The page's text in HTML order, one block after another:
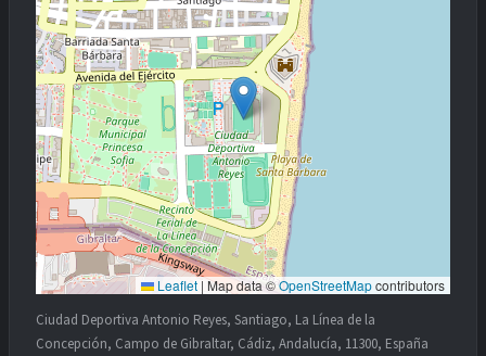
Leaflet |Map data ©OpenStreetMapcontributors
Ciudad Deportiva Antonio Reyes, Santiago, La Línea de la
Concepción, Campo de Gibraltar, Cádiz, Andalucía, 11300, España